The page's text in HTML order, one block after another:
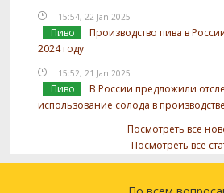
15:54, 22 Jan 2025
Пиво
Производство пива в
2024 году
15:52, 21 Jan 2025
Пиво
В России предложили
использование солода в
Посмотреть все
Посмотреть все